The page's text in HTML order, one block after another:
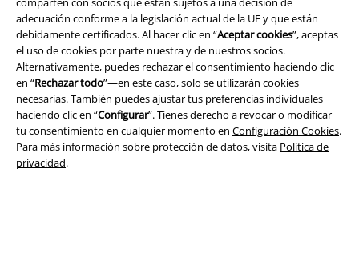
adecuación conforme a la legislación actual de la UE y que están
debidamente certificados. Al hacer clic en “Aceptar cookies”, aceptas
el uso de cookies por parte nuestra y de nuestros socios.
Alternativamente, puedes rechazar el consentimiento haciendo clic
en “Rechazar todo”—en este caso, solo se utilizarán cookies
necesarias. También puedes ajustar tus preferencias individuales
haciendo clic en “Configurar”. Tienes derecho a revocar o modificar
tu consentimiento en cualquier momento en Configuración Cookies.
Para más información sobre protección de datos, visita Política de
privacidad.